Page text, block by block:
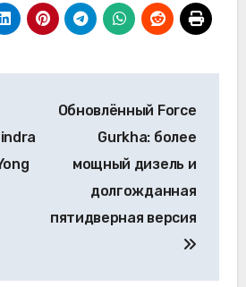
Обновлённый Force
Gurkha: более
мощный дизель и
долгожданная
пятидверная версия